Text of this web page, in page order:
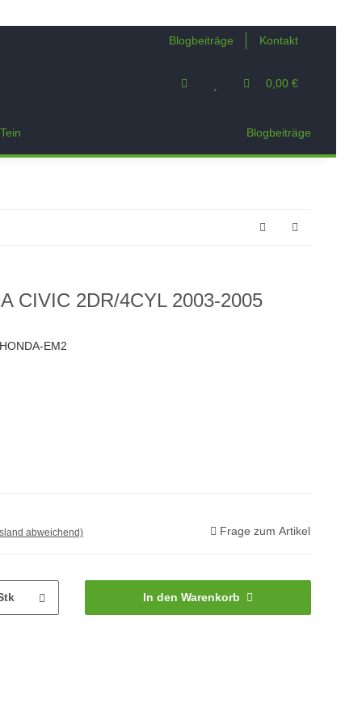
Blogbeiträge Kontakt
0,00 €
Blogbeiträge
CIVIC 2DR/4CYL 2003-2005
EM2
abweichend) Frage zum Artikel
In den Warenkorb